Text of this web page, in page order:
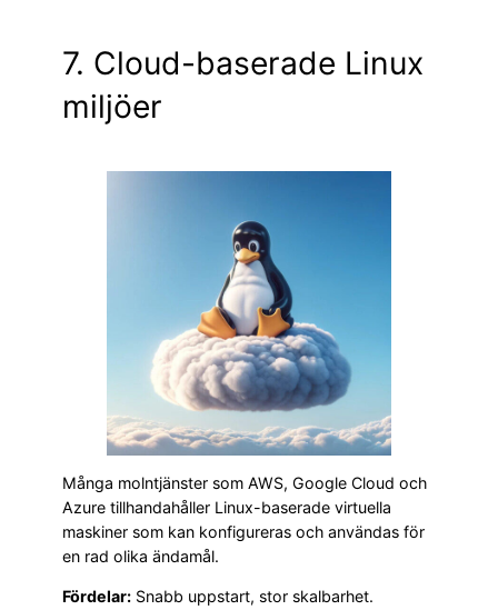
7. Cloud-baserade Linux
miljöer
Många molntjänster som AWS, Google Cloud och
Azure tillhandahåller Linux-baserade virtuella
maskiner som kan konfigureras och användas för
en rad olika ändamål.
Fördelar: Snabb uppstart, stor skalbarhet.